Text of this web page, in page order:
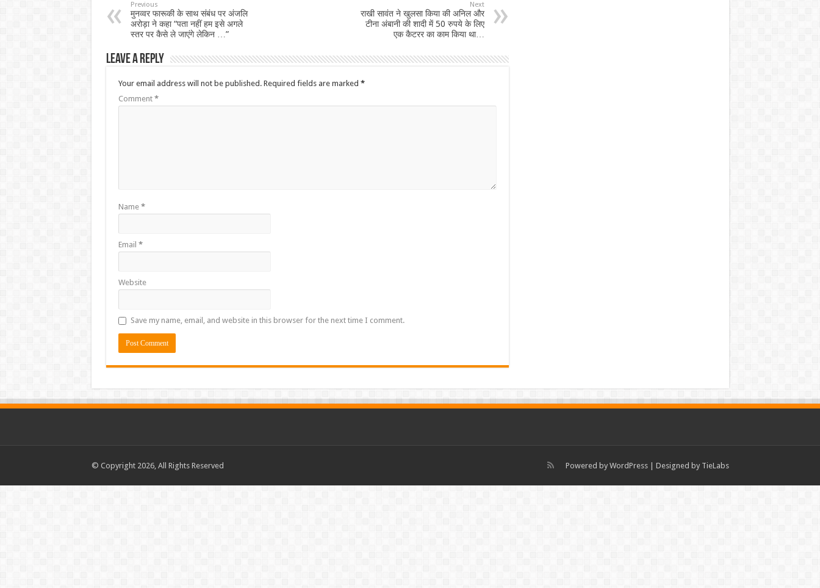
Previous
मुनव्वर फारूकी के साथ संबंध पर अंजलि
अरोड़ा ने कहा “पता नहीं हम इसे अगले
स्तर पर कैसे ले जाएंगे लेकिन …”
Next
राखी सावंत ने खुलसा किया की अनिल और
टीना अंबानी की शादी में 50 रुपये के लिए
एक कैटरर का काम किया था…
Leave a Reply
Your email address will not be published. Required fields are marked *
Comment *
Name *
Email *
Website
Save my name, email, and website in this browser for the next time I comment.
Powered by WordPress| Designed by TieLabs
© Copyright 2026, All Rights Reserved